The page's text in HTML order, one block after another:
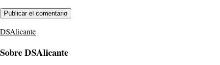
DSAlicante
Sobre DSAlicante